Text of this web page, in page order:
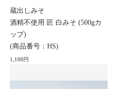
蔵出しみそ
酒精不使用 匠 白みそ (500gカ
ップ)
(商品番号：HS)
1,188円